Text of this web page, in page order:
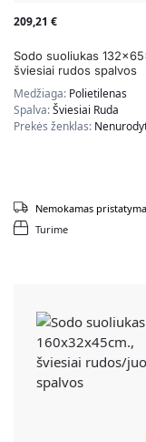
209,21 €
Sodo suoliukas
šviesiai rudos spalvos
Medžiaga: Polietilenas
Spalva:Šviesiai Ruda
Prekės ženklas:
Turime
Nemokamas